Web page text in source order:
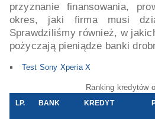
przyznanie finansowania,
okres, jaki firma musi
Sprawdziliśmy również, w
pożyczają pieniądze banki
Test Sony Xperia X
LP. BANK KREDYT
Ranking kredytów